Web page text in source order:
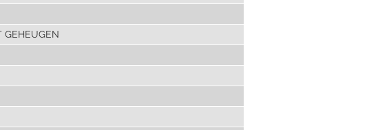
GEHEUGEN